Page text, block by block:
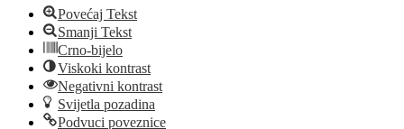
Povećaj Tekst
Smanji Tekst
Crno-bijelo
Viskoki kontrast
Negativni kontrast
Svijetla pozadina
Podvuci poveznice